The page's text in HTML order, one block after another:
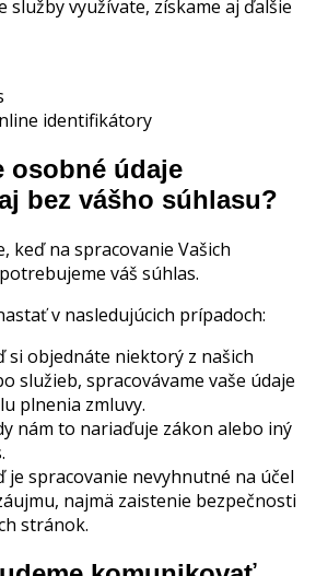
služby využívate, získame aj ďalšie
identifikátory
osobné údaje
bez vášho súhlasu?
keď na spracovanie Vašich
váš súhlas.
v nasledujúcich prípadoch:
si objednáte niektorý z našich
služieb, spracovávame vaše údaje
plnenia zmluvy.
nám to nariaďuje zákon alebo iný
je spracovanie nevyhnutné na účel
najmä zaistenie bezpečnosti
stránok.